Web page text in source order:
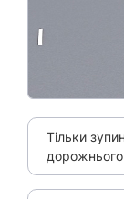
Тільки